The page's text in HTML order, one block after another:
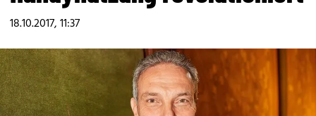
18.10.2017, 11:37